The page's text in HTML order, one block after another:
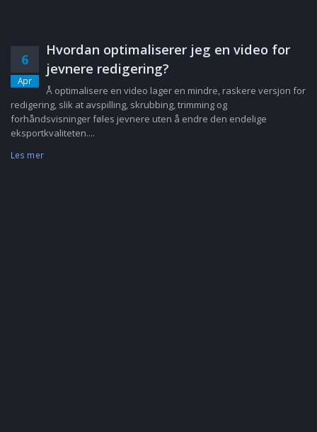
6
Apr
Hvordan optimaliserer jeg en video for
jevnere redigering?
Å optimalisere en video lager en mindre, raskere versjon for
redigering, slik at avspilling, skrubbing, trimming og
forhåndsvisninger føles jevnere uten å endre den endelige
eksportkvaliteten....
Les mer